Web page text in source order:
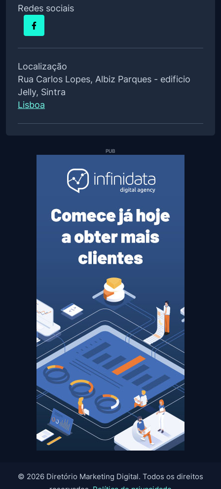
Redes sociais
Localização
Rua Carlos Lopes, Albiz Parques - edificio
Jelly, Sintra
Lisboa
PUB
© 2026 Diretório Marketing Digital. Todos os direitos